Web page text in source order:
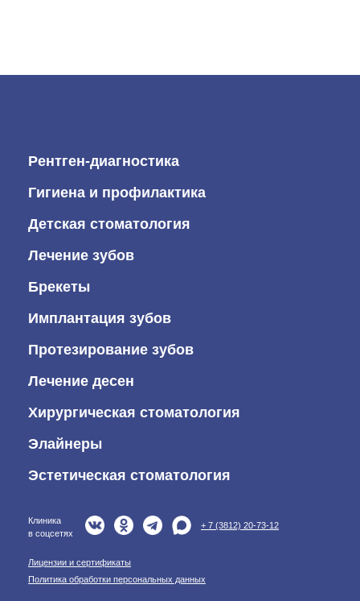
Рентген-диагностика
Гигиена и профилактика
Детская стоматология
Лечение зубов
Брекеты
Имплантация зубов
Протезирование зубов
Лечение десен
Хирургическая стоматология
Элайнеры
Эстетическая стоматология
Клиника
в соцсетях
+ 7 (3812) 20-73-12
Лицензии и сертификаты
Политика обработки персональных данных